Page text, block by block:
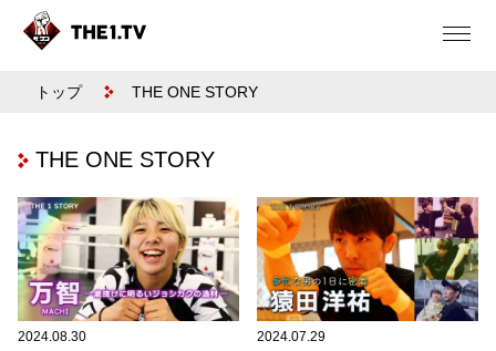
トップ THE ONE STORY
THE ONE STORY
2024.08.30 2024.07.29